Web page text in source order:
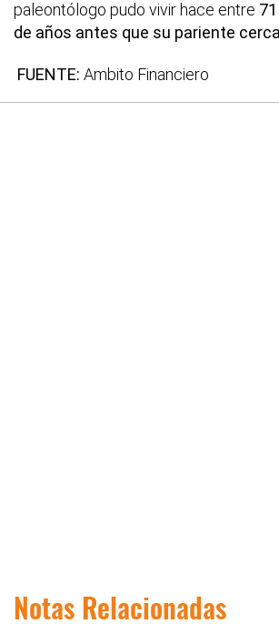
paleontólogo pudo vivir hace entre
de años antes que su pariente
FUENTE: Ambito Financiero
Notas Relacionadas